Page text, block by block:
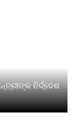
ନିର୍ଦ୍ଦେଶ